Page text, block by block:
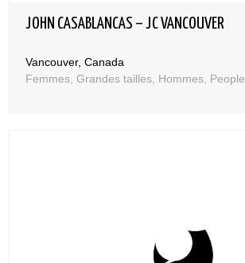
JOHN CASABLANCAS – JC VANCOUVER
Vancouver, Canada
Femmes, Grandes tailles, Hommes, People